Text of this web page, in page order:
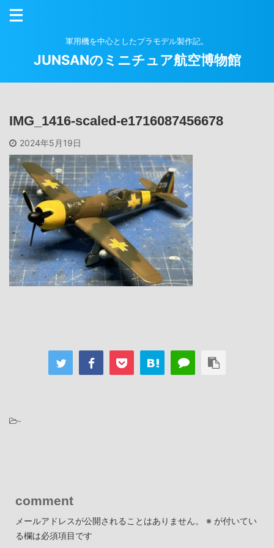
軍用機を中心としたプラモデル製作記。
JUNSANのミニチュア航空博物館
IMG_1416-scaled-e1716087456678
2024年5月19日
-
comment
メールアドレスが公開されることはありません。 ※ が付いてい
る欄は必須項目です